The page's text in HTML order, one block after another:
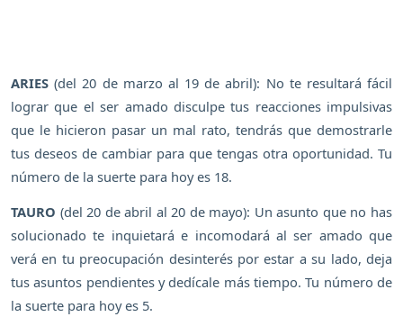
ARIES (del 20 de marzo al 19 de abril): No te resultará fácil
lograr que el ser amado disculpe tus reacciones impulsivas
que le hicieron pasar un mal rato, tendrás que demostrarle
tus deseos de cambiar para que tengas otra oportunidad. Tu
número de la suerte para hoy es 18.
TAURO (del 20 de abril al 20 de mayo): Un asunto que no has
solucionado te inquietará e incomodará al ser amado que
verá en tu preocupación desinterés por estar a su lado, deja
tus asuntos pendientes y dedícale más tiempo. Tu número de
la suerte para hoy es 5.